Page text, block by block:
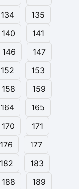
134
135
140
141
146
147
152
153
158
159
164
165
170
171
176
177
182
183
188
189